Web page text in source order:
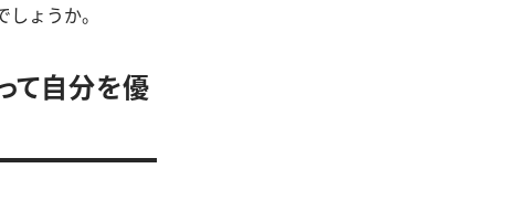
ょうか。
て自分を優